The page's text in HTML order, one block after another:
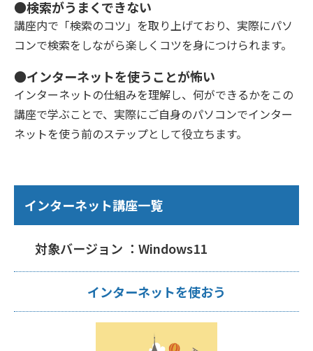
●検索がうまくできない
講座内で「検索のコツ」を取り上げており、実際にパソ
コンで検索をしながら楽しくコツを身につけられます。
●インターネットを使うことが怖い
インターネットの仕組みを理解し、何ができるかをこの
講座で学ぶことで、実際にご自身のパソコンでインター
ネットを使う前のステップとして役立ちます。
インターネット講座一覧
対象バージョン ：Windows11
インターネットを使おう